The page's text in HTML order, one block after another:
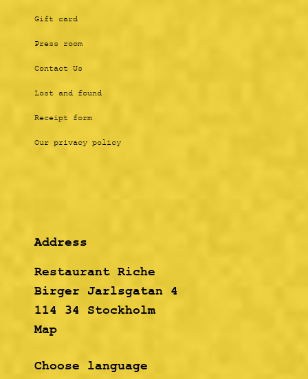
Gift card
Press room
Contact Us
Lost and found
Receipt form
Our privacy policy
Address
Restaurant Riche
Birger Jarlsgatan 4
114 34 Stockholm
Map
Choose language